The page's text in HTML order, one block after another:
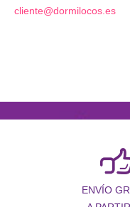
cliente@dormilocos.es
ENVÍO